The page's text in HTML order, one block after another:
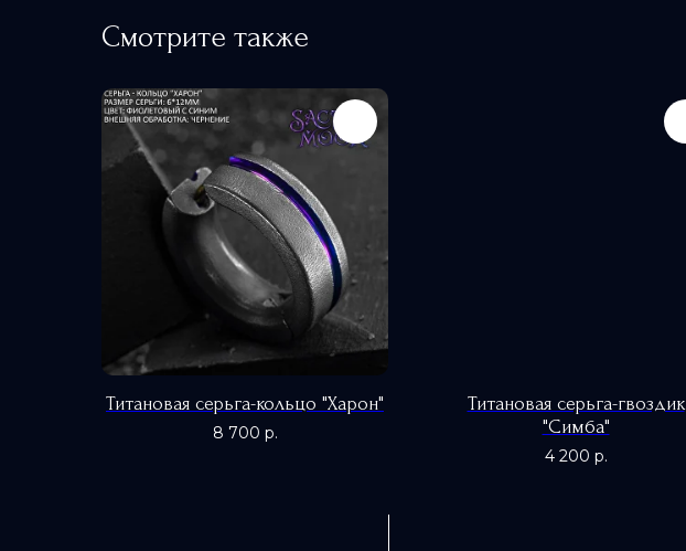
Смотрите также
Титановая серьга-кольцо "Харон"
8 700 р.
Титановая серьга-гвоздик
"Симба"
4 200 р.